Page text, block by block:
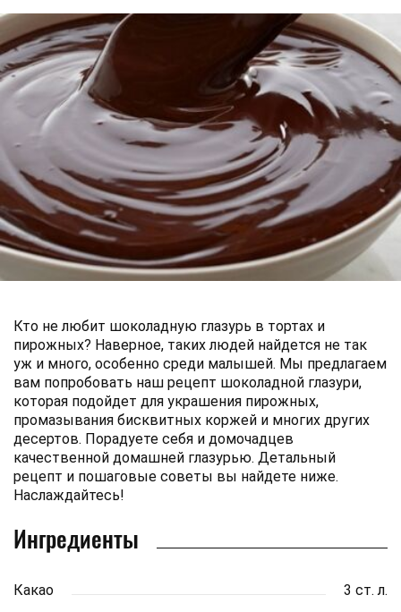
Кто не любит шоколадную глазурь в тортах и
пирожных? Наверное, таких людей найдется не так
уж и много, особенно среди малышей. Мы предлагаем
вам попробовать наш рецепт шоколадной глазури,
которая подойдет для украшения пирожных,
промазывания бисквитных коржей и многих других
десертов. Порадуете себя и домочадцев
качественной домашней глазурью. Детальный
рецепт и пошаговые советы вы найдете ниже.
Наслаждайтесь!
Ингредиенты
Какао
3 ст. л.